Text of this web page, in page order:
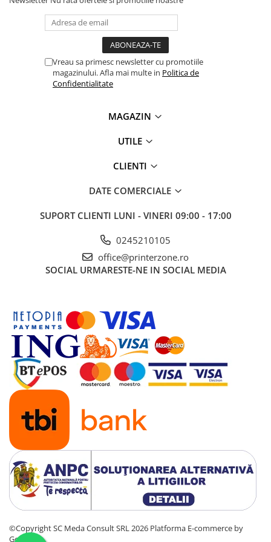
până la 220 g/mp, în timp ce alimentatorul automat de
documente (ADF) de 50 de coli permite imprimarea
rapidă și economică A3 și scanarea A4.
Imprimare ultra-rapidă, durabilă, precisă
peliculă groasă de 40 micrometri, generând presiune
care trece prin 1680 de camere individuale ale unui
singur cip de imprimare, asigurând o imprimare ultra-
rapidă, durabilă, precisă.
Vreau sa primesc newsletter cu promotiile
magazinului. Afla mai multe in Politica de
Confidentialitate
MAGAZIN
UTILE
CLIENTI
DATE COMERCIALE
SUPORT CLIENTI LUNI - VINERI 09:00 - 17:00
0245210105
office@printerzone.ro
SOCIAL URMARESTE-NE IN SOCIAL MEDIA
©Copyright SC Meda Consult SRL 2026 Platforma E-commerce by
Gomag